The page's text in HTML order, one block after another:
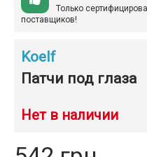
Только
поставщиков!
Koelf
Патчи под глаза
Нет в наличии